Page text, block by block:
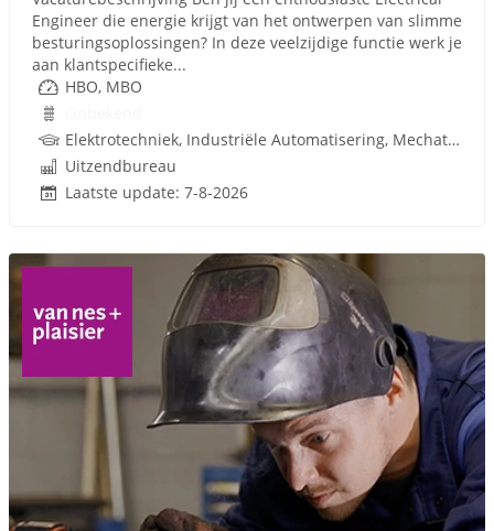
Engineer die energie krijgt van het ontwerpen van slimme
besturingsoplossingen? In deze veelzijdige functie werk je
aan klantspecifieke...
HBO, MBO
Elektrotechniek, Industriële Automatisering, Mechatronica, Werktuigbouwkunde
Uitzendbureau
Laatste update: 7-8-2026